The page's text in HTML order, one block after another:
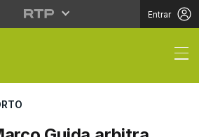
Entrar
Marco